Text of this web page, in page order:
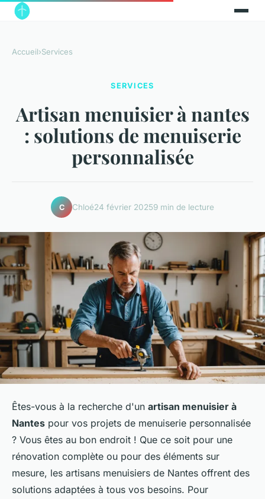
Accueil›Services
SERVICES
Artisan menuisier à nantes
: solutions de menuiserie
personnalisée
C Chloé24 février 20259 min de lecture
Êtes-vous à la recherche d'un artisan menuisier à
Nantes pour vos projets de menuiserie personnalisée
? Vous êtes au bon endroit ! Que ce soit pour une
rénovation complète ou pour des éléments sur
mesure, les artisans menuisiers de Nantes offrent des
solutions adaptées à tous vos besoins. Pour